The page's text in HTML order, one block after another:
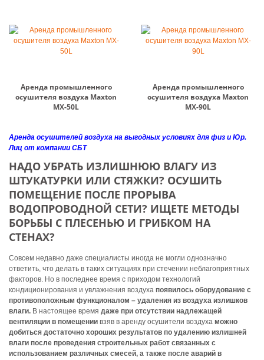
Аренда промышленного
осушителя воздуха Maxton
MX-50L
Аренда промышленного
осушителя воздуха Maxton
MX-90L
Аренда осушителей воздуха на выгодных условиях для физ и Юр.
Лиц от компании СБТ
НАДО УБРАТЬ ИЗЛИШНЮЮ ВЛАГУ ИЗ
ШТУКАТУРКИ ИЛИ СТЯЖКИ? ОСУШИТЬ
ПОМЕЩЕНИЕ ПОСЛЕ ПРОРЫВА
ВОДОПРОВОДНОЙ СЕТИ? ИЩЕТЕ МЕТОДЫ
БОРЬБЫ С ПЛЕСЕНЬЮ И ГРИБКОМ НА
СТЕНАХ?
Совсем недавно даже специалисты иногда не могли однозначно
ответить, что делать в таких ситуациях при стечении неблагоприятных
факторов. Но в последнее время с приходом технологий
кондиционирования и увлажнения воздуха появилось оборудование с
противоположным функционалом – удаления из воздуха излишков
влаги. В настоящее время даже при отсутствии надлежащей
вентиляции в помещении взяв в аренду осушители воздуха можно
добиться достаточно хороших результатов по удалению излишней
влаги после проведения строительных работ связанных с
использованием различных смесей, а также после аварий в